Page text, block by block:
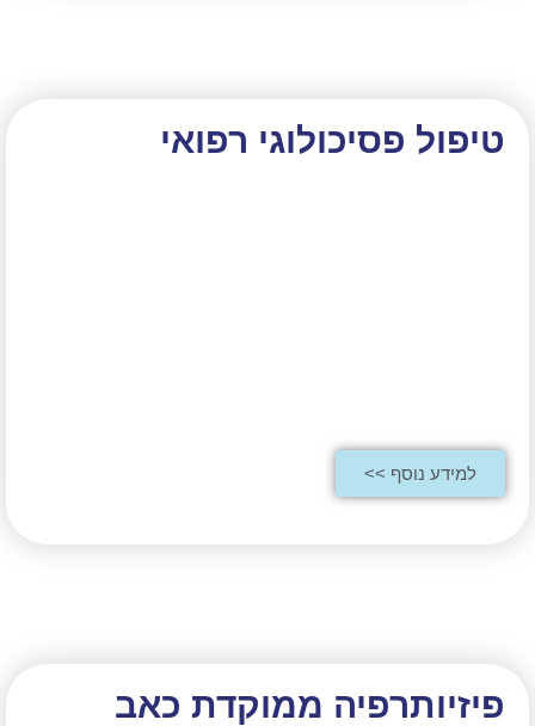
טיפול פסיכולוגי רפואי
למידע נוסף >>
פיזיותרפיה ממוקדת כאב